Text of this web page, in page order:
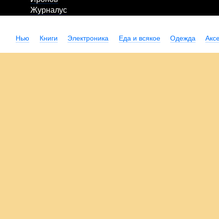
Журналус
Нью Книги Электроника Еда и всякое Одежда